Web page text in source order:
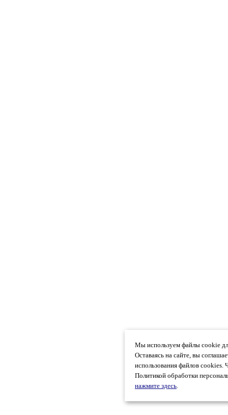
Мы используем файлы cookie
Оставаясь на сайте, вы
использования файлов cookies.
Политикой обработки
нажмите здесь.